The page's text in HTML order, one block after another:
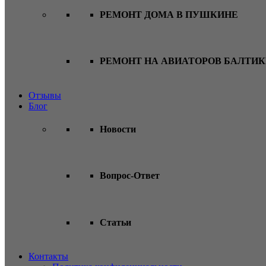
РЕМОНТ ДОМА В ПУШКИНЕ
РЕМОНТ НА АВИАТОРОВ
Отзывы
Блог
Новости
Вопрос-Ответ
Статьи
Контакты